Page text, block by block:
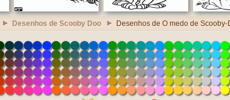
Desenhos de Scooby Doo Desenhos de O medo de